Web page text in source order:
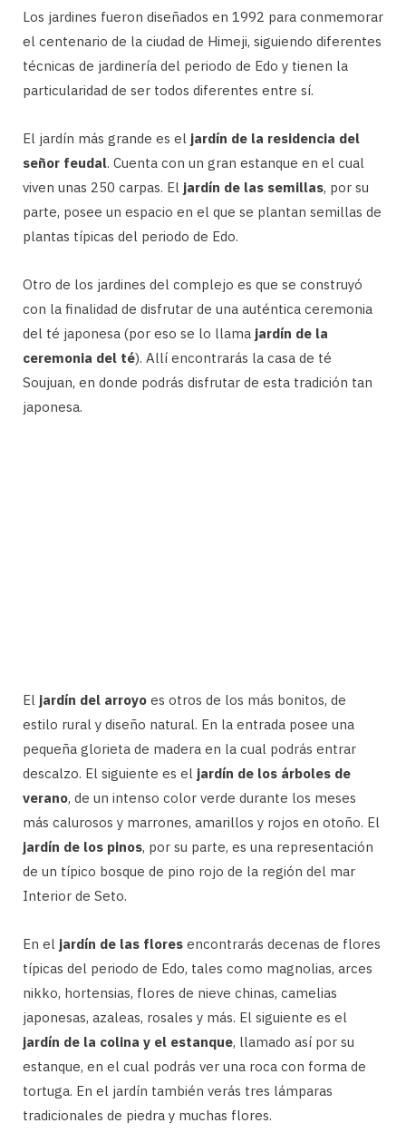
Los jardines fueron diseñados en 1992 para conmemorar
el centenario de la ciudad de Himeji, siguiendo diferentes
técnicas de jardinería del periodo de Edo y tienen la
particularidad de ser todos diferentes entre sí.
El jardín más grande es el jardín de la residencia del
señor feudal. Cuenta con un gran estanque en el cual
viven unas 250 carpas. El jardín de las semillas, por su
parte, posee un espacio en el que se plantan semillas de
plantas típicas del periodo de Edo.
Otro de los jardines del complejo es que se construyó
con la finalidad de disfrutar de una auténtica ceremonia
del té japonesa (por eso se lo llama jardín de la
ceremonia del té). Allí encontrarás la casa de té
Soujuan, en donde podrás disfrutar de esta tradición tan
japonesa.
El jardín del arroyo es otros de los más bonitos, de
estilo rural y diseño natural. En la entrada posee una
pequeña glorieta de madera en la cual podrás entrar
descalzo. El siguiente es el jardín de los árboles de
verano, de un intenso color verde durante los meses
más calurosos y marrones, amarillos y rojos en otoño. El
jardín de los pinos, por su parte, es una representación
de un típico bosque de pino rojo de la región del mar
Interior de Seto.
En el jardín de las flores encontrarás decenas de flores
típicas del periodo de Edo, tales como magnolias, arces
nikko, hortensias, flores de nieve chinas, camelias
japonesas, azaleas, rosales y más. El siguiente es el
jardín de la colina y el estanque, llamado así por su
estanque, en el cual podrás ver una roca con forma de
tortuga. En el jardín también verás tres lámparas
tradicionales de piedra y muchas flores.